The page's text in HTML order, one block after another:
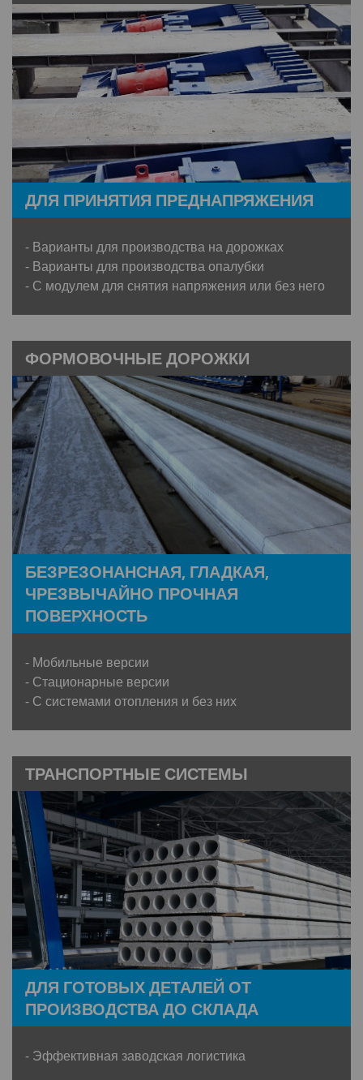
ДЛЯ ПРИНЯТИЯ ПРЕДНАПРЯЖЕНИЯ
- Варианты для производства на дорожках
- Варианты для производства опалубки
- С модулем для снятия напряжения или без него
ФОРМОВОЧНЫЕ ДОРОЖКИ
БЕЗРЕЗОНАНСНАЯ, ГЛАДКАЯ,
ЧРЕЗВЫЧАЙНО ПРОЧНАЯ
ПОВЕРХНОСТЬ
- Мобильные версии
- Стационарные версии
- С системами отопления и без них
ТРАНСПОРТНЫЕ СИСТЕМЫ
ДЛЯ ГОТОВЫХ ДЕТАЛЕЙ ОТ
ПРОИЗВОДСТВА ДО СКЛАДА
- Эффективная заводская логистика